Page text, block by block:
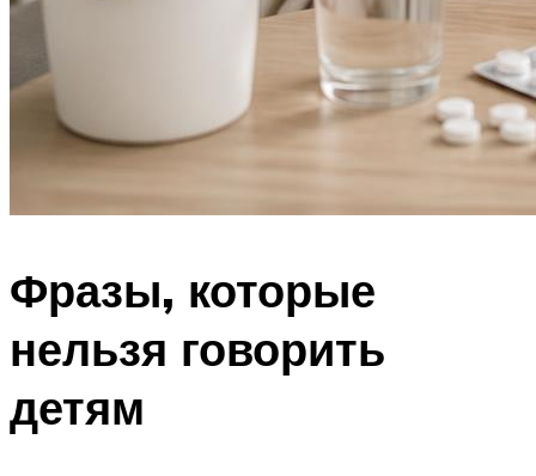
Фразы, которые
нельзя говорить
детям